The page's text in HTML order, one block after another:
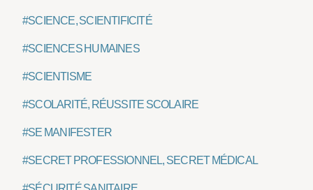
#SCIENCE, SCIENTIFICITÉ
#SCIENCES HUMAINES
#SCIENTISME
#SCOLARITÉ, RÉUSSITE SCOLAIRE
#SE MANIFESTER
#SECRET PROFESSIONNEL, SECRET MÉDICAL